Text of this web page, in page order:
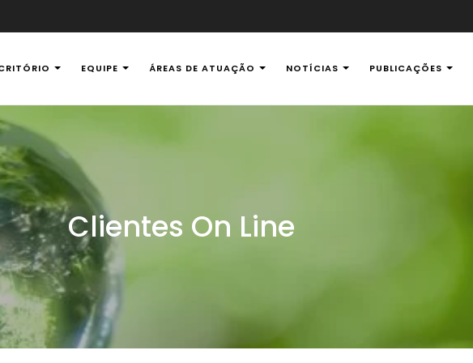
Ambiental
EQUIPE ÁREAS DE ATUAÇÃO NOTÍCIAS PUBLICAÇÕES
Clientes On Line